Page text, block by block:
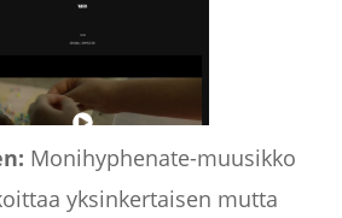
Monihyphenate-muusikko
yksinkertaisen mutta